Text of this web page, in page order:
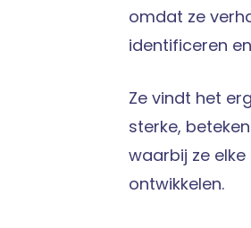
omdat ze
identificeren
Ze vindt het
sterke,
waarbij ze
ontwikkelen.